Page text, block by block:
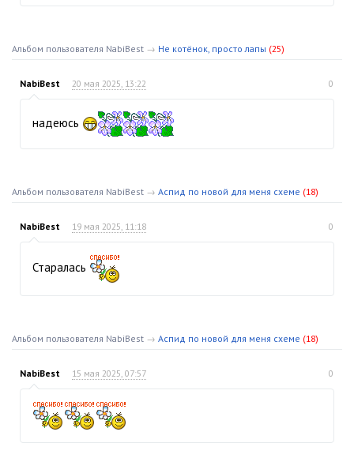
Альбом пользователя NabiBest → Не котёнок, просто лапы (25)
NabiBest 20 мая 2025, 13:22 0
надеюсь
Альбом пользователя NabiBest → Аспид по новой для меня схеме (18)
NabiBest 19 мая 2025, 11:18 0
Старалась
Альбом пользователя NabiBest → Аспид по новой для меня схеме (18)
NabiBest 15 мая 2025, 07:57 0